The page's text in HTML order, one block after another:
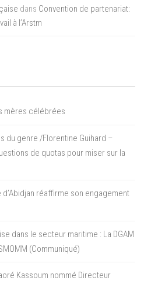
dans Convention de partenariat:
à l’Arstm
mères célébrées
du genre /Florentine Guihard –
de quotas pour miser sur la
d’Abidjan réaffirme son engagement
dans le secteur maritime : La DGAM
(Communiqué)
Kassoum nommé Directeur